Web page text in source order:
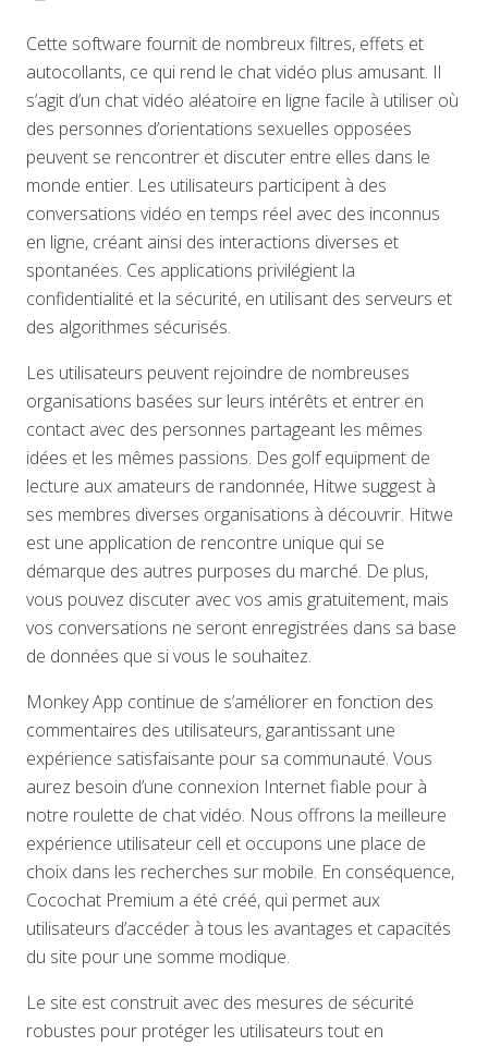
Cette software fournit de nombreux filtres, effets et
autocollants, ce qui rend le chat vidéo plus amusant. Il
s’agit d’un chat vidéo aléatoire en ligne facile à utiliser où
des personnes d’orientations sexuelles opposées
peuvent se rencontrer et discuter entre elles dans le
monde entier. Les utilisateurs participent à des
conversations vidéo en temps réel avec des inconnus
en ligne, créant ainsi des interactions diverses et
spontanées. Ces applications privilégient la
confidentialité et la sécurité, en utilisant des serveurs et
des algorithmes sécurisés.
Les utilisateurs peuvent rejoindre de nombreuses
organisations basées sur leurs intérêts et entrer en
contact avec des personnes partageant les mêmes
idées et les mêmes passions. Des golf equipment de
lecture aux amateurs de randonnée, Hitwe suggest à
ses membres diverses organisations à découvrir. Hitwe
est une application de rencontre unique qui se
démarque des autres purposes du marché. De plus,
vous pouvez discuter avec vos amis gratuitement, mais
vos conversations ne seront enregistrées dans sa base
de données que si vous le souhaitez.
Monkey App continue de s’améliorer en fonction des
commentaires des utilisateurs, garantissant une
expérience satisfaisante pour sa communauté. Vous
aurez besoin d’une connexion Internet fiable pour à
notre roulette de chat vidéo. Nous offrons la meilleure
expérience utilisateur cell et occupons une place de
choix dans les recherches sur mobile. En conséquence,
Cocochat Premium a été créé, qui permet aux
utilisateurs d’accéder à tous les avantages et capacités
du site pour une somme modique.
Le site est construit avec des mesures de sécurité
robustes pour protéger les utilisateurs tout en